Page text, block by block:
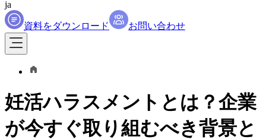
ja
資料をダウンロード お問い合わせ
妊活ハラスメントとは？企業
が今すぐ取り組むべき背景と